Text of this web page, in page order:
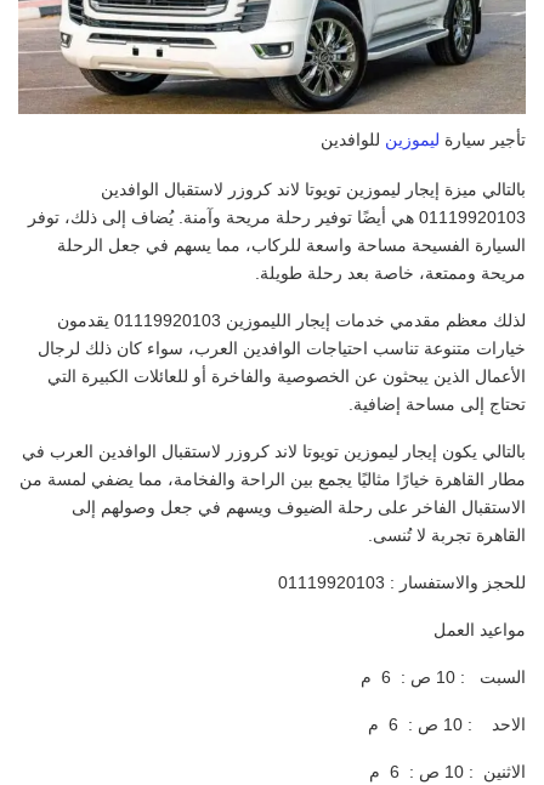
تأجير سيارة ليموزين للوافدين
بالتالي ميزة إيجار ليموزين تويوتا لاند كروزر لاستقبال الوافدين
01119920103 هي أيضًا توفير رحلة مريحة وآمنة. يُضاف إلى ذلك، توفر
السيارة الفسيحة مساحة واسعة للركاب، مما يسهم في جعل الرحلة
مريحة وممتعة، خاصة بعد رحلة طويلة.
لذلك معظم مقدمي خدمات إيجار الليموزين 01119920103 يقدمون
خيارات متنوعة تناسب احتياجات الوافدين العرب، سواء كان ذلك لرجال
الأعمال الذين يبحثون عن الخصوصية والفاخرة أو للعائلات الكبيرة التي
تحتاج إلى مساحة إضافية.
بالتالي يكون إيجار ليموزين تويوتا لاند كروزر لاستقبال الوافدين العرب في
مطار القاهرة خيارًا مثاليًا يجمع بين الراحة والفخامة، مما يضفي لمسة من
الاستقبال الفاخر على رحلة الضيوف ويسهم في جعل وصولهم إلى
القاهرة تجربة لا تُنسى.
للحجز والاستفسار : 01119920103
مواعيد العمل
السبت : 10 ص : 6 م
الاحد : 10 ص : 6 م
الاثنين : 10 ص : 6 م